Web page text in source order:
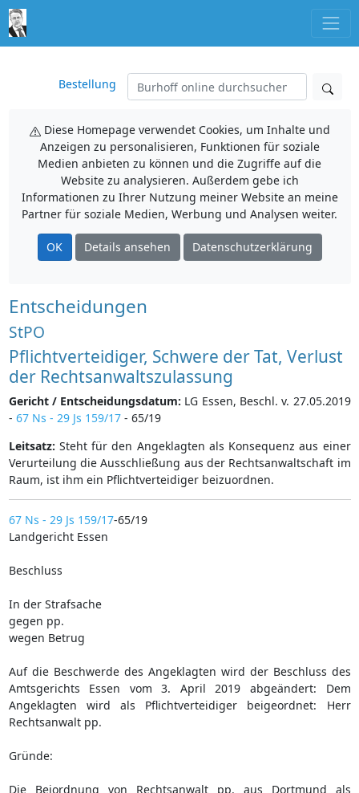
Bestellung
Diese Homepage verwendet Cookies, um Inhalte und
Anzeigen zu personalisieren, Funktionen für soziale
Medien anbieten zu können und die Zugriffe auf die
Website zu analysieren. Außerdem gebe ich
Informationen zu Ihrer Nutzung meiner Website an meine
Partner für soziale Medien, Werbung und Analysen weiter.
OK Details ansehen Datenschutzerklärung
Entscheidungen
StPO
Pflichtverteidiger, Schwere der Tat, Verlust
der Rechtsanwaltszulassung
Gericht / Entscheidungsdatum: LG Essen, Beschl. v. 27.05.2019
- 67 Ns - 29 Js 159/17- 65/19
Leitsatz: Steht für den Angeklagten als Konsequenz aus einer
Verurteilung die Ausschließung aus der Rechtsanwaltschaft im
Raum, ist ihm ein Pflichtverteidiger beizuordnen.
67 Ns - 29 Js 159/17-65/19
Landgericht Essen
Beschluss
In der Strafsache
gegen pp.
wegen Betrug
Auf die Beschwerde des Angeklagten wird der Beschluss des
Amtsgerichts Essen vom 3. April 2019 abgeändert: Dem
Angeklagten wird als Pflichtverteidiger beigeordnet: Herr
Rechtsanwalt pp.
Gründe:
Die Beiordnung von Rechtsanwalt pp. aus Dortmund als